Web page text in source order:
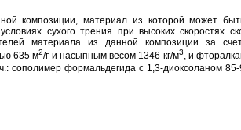
композиции, материал из которой может
сухого трения при высоких скоростях
материала из данной композиции за
635 м2/г и насыпным весом 1346 кг/м3, и
сополимер формальдегида с 1,3-диоксоланом